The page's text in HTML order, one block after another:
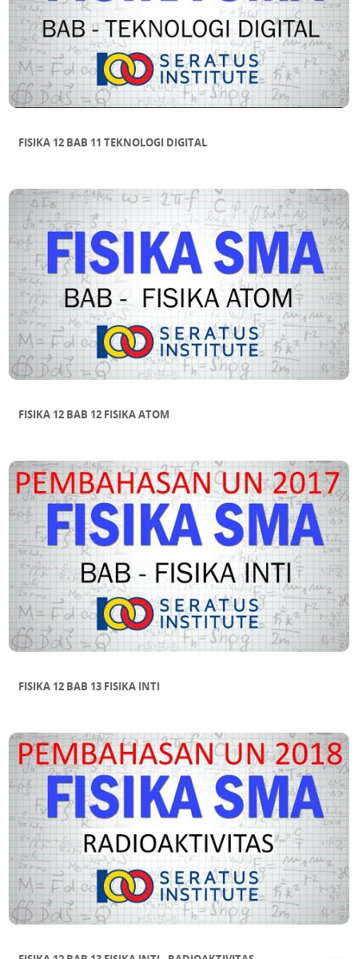
FISIKA 12 BAB 11 TEKNOLOGI DIGITAL
FISIKA 12 BAB 12 FISIKA ATOM
FISIKA 12 BAB 13 FISIKA INTI